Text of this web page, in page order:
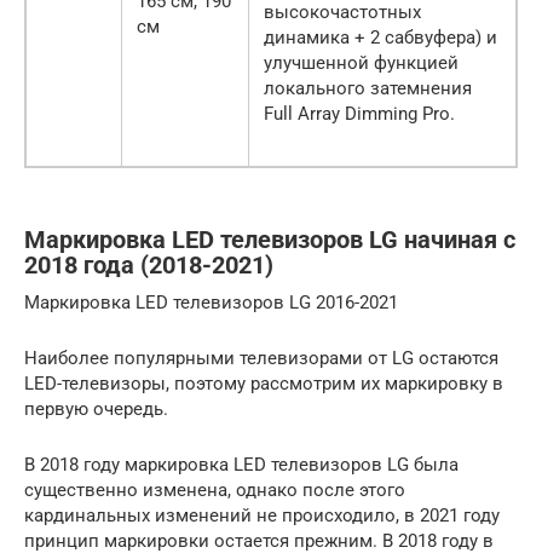
см
высокочастотных
динамика + 2 сабвуфера) и
улучшенной функцией
локального затемнения
Full Array Dimming Pro.
Маркировка LED телевизоров LG начиная с
2018 года (2018-2021)
Маркировка LED телевизоров LG 2016-2021
Наиболее популярными телевизорами от LG остаются
LED-телевизоры, поэтому рассмотрим их маркировку в
первую очередь.
В 2018 году маркировка LED телевизоров LG была
существенно изменена, однако после этого
кардинальных изменений не происходило, в 2021 году
принцип маркировки остается прежним. В 2018 году в